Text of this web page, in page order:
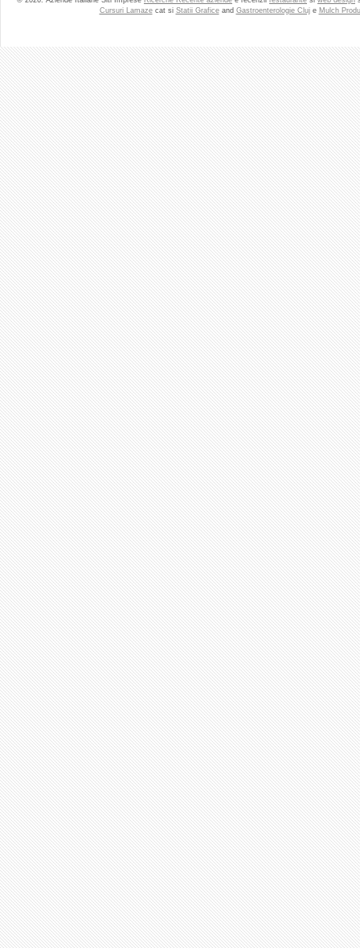
Cursuri Lamazecat si Statii Graficeand Gastroenterologie Cluje Mulch